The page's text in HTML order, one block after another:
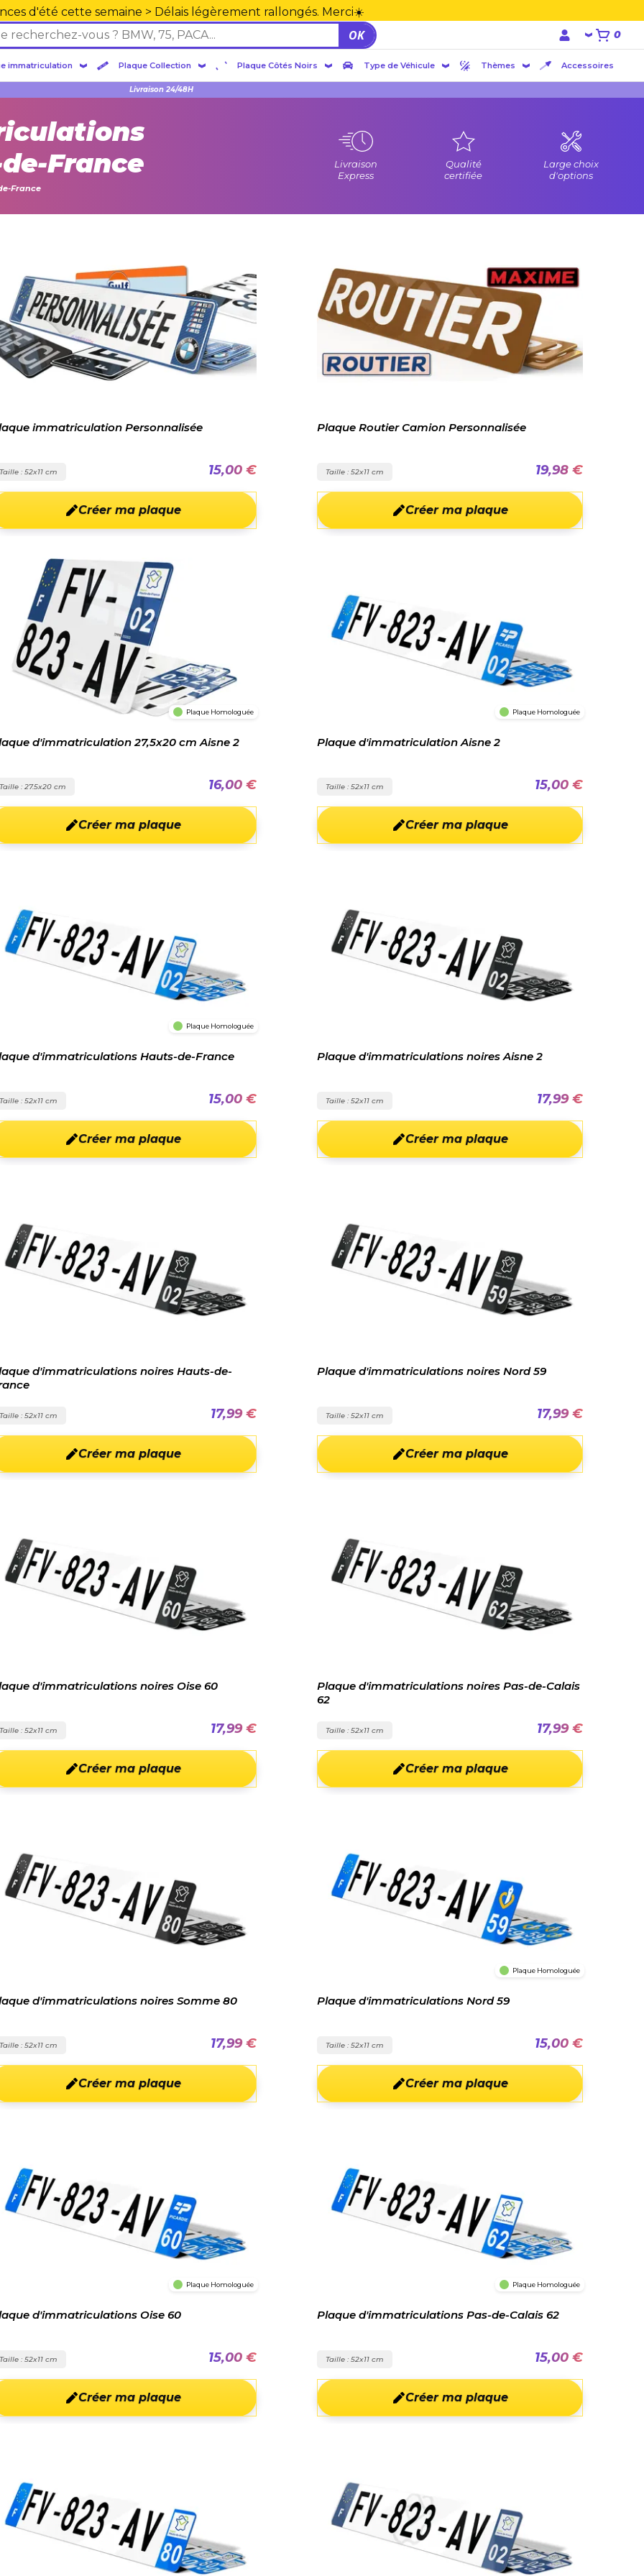
d'été cette semaine > Délais légèrement rallongés. Merci☀️
OK 0
immatriculation Plaque Collection Plaque Côtés Noirs Type de Véhicule Thèmes Accessoires
Livraison 24/48H
France
France
Livraison
Express
Qualité
certifiée
Large choix
d'options
immatriculation Personnalisée
: 52x11 cm 15,00 €
Créer ma plaque
Plaque Routier Camion Personnalisée
Taille : 52x11 cm 19,98 €
Créer ma plaque
Plaque Homologuée
d'immatriculation 27,5x20 cm Aisne 2
: 27.5x20 cm 16,00 €
Créer ma plaque
Plaque Homologuée
Plaque d'immatriculation Aisne 2
Taille : 52x11 cm 15,00 €
Créer ma plaque
Plaque Homologuée
d'immatriculations Hauts-de-France
: 52x11 cm 15,00 €
Créer ma plaque
Plaque d'immatriculations noires Aisne 2
Taille : 52x11 cm 17,99 €
Créer ma plaque
d'immatriculations noires Hauts-de-
: 52x11 cm 17,99 €
Créer ma plaque
Plaque d'immatriculations noires Nord 59
Taille : 52x11 cm 17,99 €
Créer ma plaque
d'immatriculations noires Oise 60
: 52x11 cm 17,99 €
Créer ma plaque
Plaque d'immatriculations noires Pas-de-Calais
62
Taille : 52x11 cm 17,99 €
Créer ma plaque
d'immatriculations noires Somme 80
: 52x11 cm 17,99 €
Créer ma plaque
Plaque Homologuée
Plaque d'immatriculations Nord 59
Taille : 52x11 cm 15,00 €
Créer ma plaque
Plaque Homologuée
d'immatriculations Oise 60
: 52x11 cm 15,00 €
Créer ma plaque
Plaque Homologuée
Plaque d'immatriculations Pas-de-Calais 62
Taille : 52x11 cm 15,00 €
Créer ma plaque